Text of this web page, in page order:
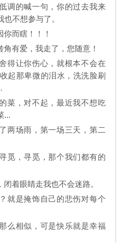
的喊一句，你的过去我来
不想参与了。
而瞎！！！
有爱，我走了，您随意！
让你伤心，就根本不会在
起那卑微的泪水，洗洗脸刷
，对不起，最近我不想吃
...
场雨，第一场三天，第二
，寻觅，那个我们都有的
着眼睛走我也不会迷路。
是掩饰自己的悲伤对每个
相似，可是快乐就是幸福